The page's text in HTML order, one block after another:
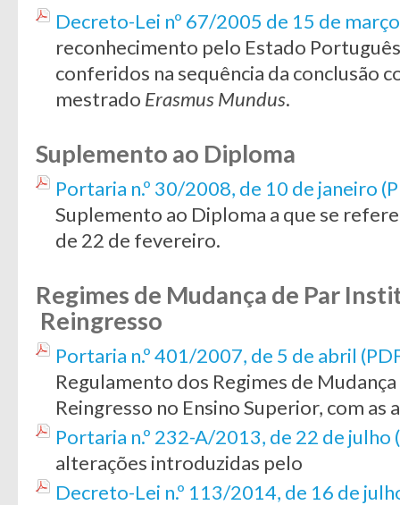
Decreto-Lei nº 67/2005 de 15 de
reconhecimento pelo Estado
conferidos na sequência da conclusão
mestrado Erasmus Mundus.
Suplemento ao Diploma
Portaria n.º 30/2008, de 10 de janeiro
Suplemento ao Diploma a que se
de 22 de fevereiro.
Regimes de Mudança de Par
Reingresso
Portaria n.º 401/2007, de 5 de abril
Regulamento dos Regimes de
Reingresso no Ensino Superior, com
Portaria n.º 232-A/2013, de 22 de julho
alterações introduzidas pelo
Decreto-Lei n.º 113/2014, de 16 de